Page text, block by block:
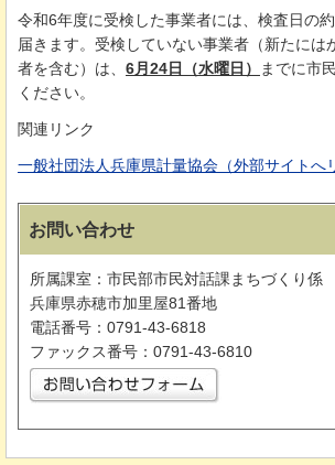
令和6年度に受検した事業者には、検査日の
届きます。受検していない事業者（新たには
者を含む）は、 6月24日（水曜日）
までに市
ください。
関連リンク
一般社団法人兵庫県計量協会（外部サイトへ
お問い合わせ
所属課室：市民部市民対話課まちづくり係
兵庫県赤穂市加里屋81番地
電話番号：0791-43-6818
ファックス番号：0791-43-6810